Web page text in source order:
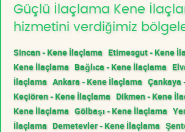
Güçlü İlaçlama Kene
hizmetini verdiğimiz
Sincan - Kene İlaçlama Etimesgut - Kene
Kene İlaçlama Bağlıca - Kene İlaçlama
İlaçlama Ankara - Kene İlaçlama Çankaya
Keçiören - Kene İlaçlama Dikmen - Kene
Kene İlaçlama Gölbaşı - Kene İlaçlama
İlaçlama Demetevler - Kene İlaçlama